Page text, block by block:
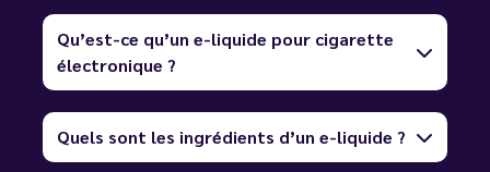
Qu’est-ce qu’un e-liquide pour cigarette
électronique ?
Quels sont les ingrédients d’un e-liquide ?